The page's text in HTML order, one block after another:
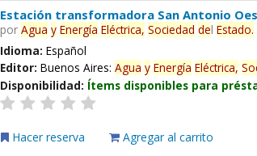
Estación transformadora San Antonio
porAgua y Energía Eléctrica, Sociedad delEstado.
Idioma:Español
Editor:Buenos Aires:Agua y Energía Eléctrica,
Disponibilidad: Ítems disponibles para
Hacer reserva Agregar al carrito